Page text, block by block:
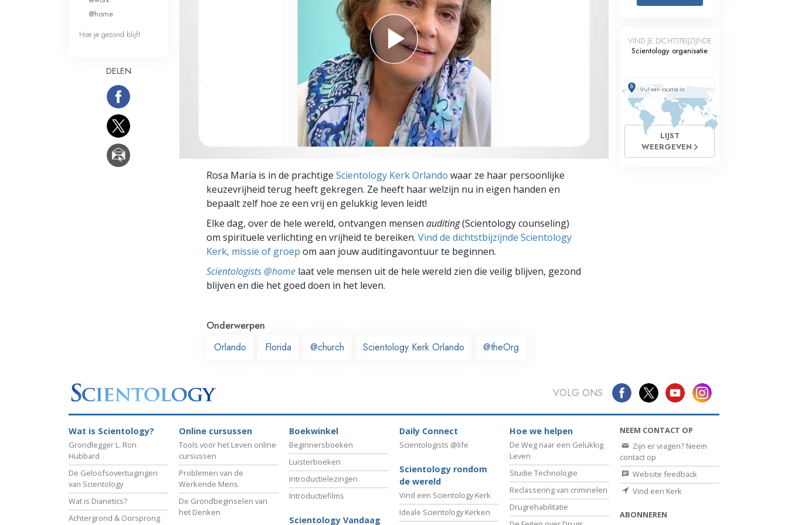
Ethiek en de Condities
De Oorzaak van Onderdrukking
Feitenonderzoek
De Grondbeginselen van Organiseren
Rosa María is in de prachtige Scientology Kerk Orlando waar ze haar persoonlijke
keuzevrijheid terug heeft gekregen. Ze heeft haar welzijn nu in eigen handen en
bepaalt zelf hoe ze een vrij en gelukkig leven leidt!
Elke dag, over de hele wereld, ontvangen mensen auditing(Scientology counseling)
om spirituele verlichting en vrijheid te bereiken. Vind de dichtstbijzijnde Scientology
Kerk, missie of groep om aan jouw auditingavontuur te beginnen.
Scientologists @home laat vele mensen uit de hele wereld zien die veilig blijven, gezond
blijven en die het goed doen in het leven.
Onderwerpen
Orlando
Florida @church Scientology Kerk Orlando @theOrg
@home
Hoe je gezond blijft
DELEN
VIND JE DICHTSTBIJZIJNDE
Scientology organisatie
LIJST
WEERGEVEN
VOLG ONS
Wat is Scientology?
Grondlegger L. Ron
Hubbard
De Geloofsovertuigingen
van Scientology
Wat is Dianetics?
Achtergrond & Oorsprong
Online cursussen
Tools voor het Leven online
cursussen
Problemen van de
Werkende Mens
De Grondbeginselen van
het Denken
Boekwinkel
Beginnersboeken
Luisterboeken
Introductielezingen
Introductiefilms
Scientology Vandaag
Daily Connect
Scientologists @life
Scientology rondom
de wereld
Vind een Scientology Kerk
Ideale Scientology Kerken
Hoe we helpen
De Weg naar een Gelukkig
Leven
Studie Technologie
Reclassering van criminelen
Drugrehabilitatie
NEEM CONTACT OP
Zijn er vragen? Neem
contact op
Website feedback
Vind een Kerk
ABONNEREN